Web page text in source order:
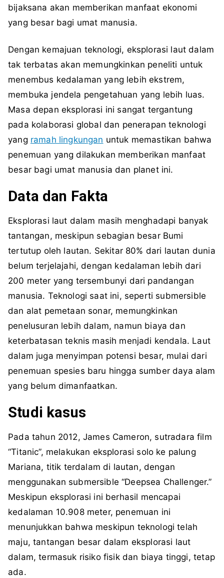
bijaksana akan memberikan manfaat ekonomi
yang besar bagi umat manusia.
Dengan kemajuan teknologi, eksplorasi laut dalam
tak terbatas akan memungkinkan peneliti untuk
menembus kedalaman yang lebih ekstrem,
membuka jendela pengetahuan yang lebih luas.
Masa depan eksplorasi ini sangat tergantung
pada kolaborasi global dan penerapan teknologi
yang ramah lingkungan untuk memastikan bahwa
penemuan yang dilakukan memberikan manfaat
besar bagi umat manusia dan planet ini.
Data dan Fakta
Eksplorasi laut dalam masih menghadapi banyak
tantangan, meskipun sebagian besar Bumi
tertutup oleh lautan. Sekitar 80% dari lautan dunia
belum terjelajahi, dengan kedalaman lebih dari
200 meter yang tersembunyi dari pandangan
manusia. Teknologi saat ini, seperti submersible
dan alat pemetaan sonar, memungkinkan
penelusuran lebih dalam, namun biaya dan
keterbatasan teknis masih menjadi kendala. Laut
dalam juga menyimpan potensi besar, mulai dari
penemuan spesies baru hingga sumber daya alam
yang belum dimanfaatkan.
Studi kasus
Pada tahun 2012, James Cameron, sutradara film
“Titanic”, melakukan eksplorasi solo ke palung
Mariana, titik terdalam di lautan, dengan
menggunakan submersible “Deepsea Challenger.”
Meskipun eksplorasi ini berhasil mencapai
kedalaman 10.908 meter, penemuan ini
menunjukkan bahwa meskipun teknologi telah
maju, tantangan besar dalam eksplorasi laut
dalam, termasuk risiko fisik dan biaya tinggi, tetap
ada.